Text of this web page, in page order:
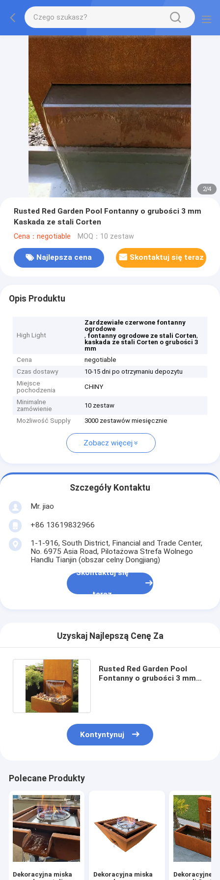
2/4
Rusted Red Garden Pool Fontanny o grubości 3 mm
Kaskada ze stali Corten
Cena：negotiable MOQ：10 zestaw
Najlepsza cena Skontaktuj się teraz
Opis Produktu
High Light
Zardzewiałe czerwone fontanny
ogrodowe
, fontanny ogrodowe ze stali Corten,
kaskada ze stali Corten o grubości 3
mm
Cena
negotiable
Czas dostawy
10-15 dni po otrzymaniu depozytu
Miejsce
pochodzenia
CHINY
Minimalne
zamówienie
10 zestaw
Możliwość Supply 3000 zestawów miesięcznie
Zobacz więcej
Szczegóły Kontaktu
Mr. jiao
+86 13619832966
1-1-916, South District, Financial and Trade Center,
No. 6975 Asia Road, Pilotażowa Strefa Wolnego
Handlu Tianjin (obszar celny Dongjiang)
Skontaktuj się
teraz
Uzyskaj Najlepszą Cenę Za
Rusted Red Garden Pool
Fontanny o grubości 3 mm
Kontyntynuj
Polecane Produkty
Dekoracyjna miska
Dekoracyjna miska
Dekoracyjne